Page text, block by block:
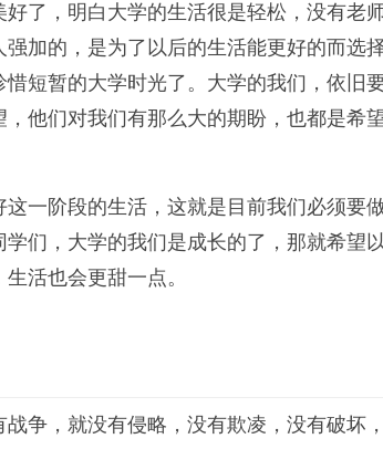
了，明白大学的生活很是轻松，没有
加的，是为了以后的生活能更好的而
短暂的大学时光了。大学的我们，依旧
他们对我们有那么大的期盼，也都是
一阶段的生活，这就是目前我们必须要
们，大学的我们是成长的了，那就希
活也会更甜一点。
争，就没有侵略，没有欺凌，没有破